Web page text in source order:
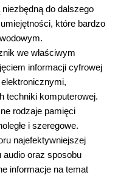
do dalszego
które bardzo
we właściwym
informacji cyfrowej
techniki komputerowej.
rodzaje pamięci
i szeregowe.
najefektywniejszej
oraz sposobu
informacje na temat